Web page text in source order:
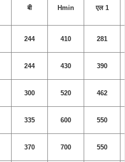
बी Hmin एल 1
244 410 281
244 430 390
300 520 462
335 600 550
370 700 550